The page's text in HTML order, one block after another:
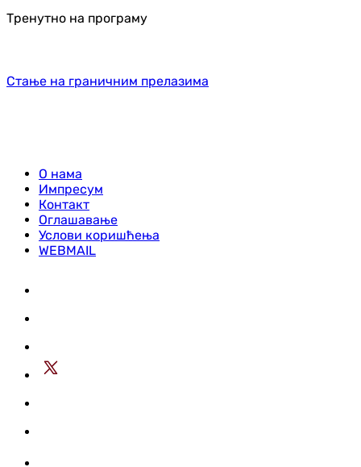
Тренутно на програму
Стање на граничним прелазима
О нама
Импресум
Контакт
Оглашавање
Услови коришћења
WEBMAIL